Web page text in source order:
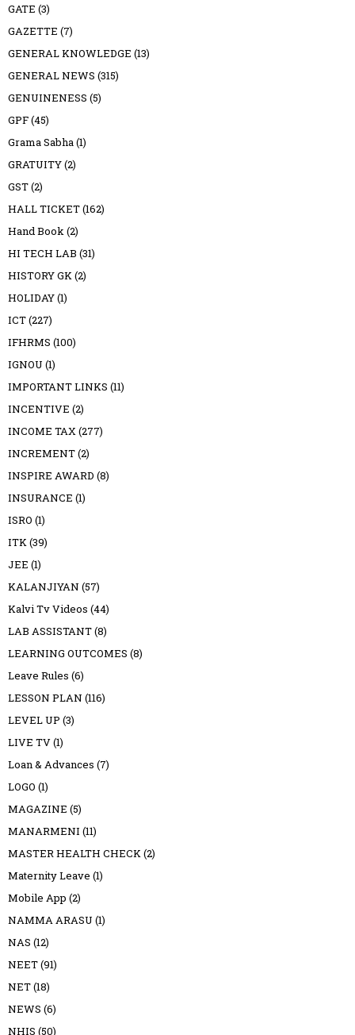
GATE (3)
GAZETTE (7)
GENERAL KNOWLEDGE (13)
GENERAL NEWS (315)
GENUINENESS (5)
GPF(45)
Grama Sabha(1)
GRATUITY(2)
GST(2)
HALL TICKET(162)
Hand Book(2)
HI TECH LAB (31)
HISTORY GK(2)
HOLIDAY(1)
ICT(227)
IFHRMS (100)
IGNOU (1)
IMPORTANT LINKS (11)
INCENTIVE (2)
INCOME TAX(277)
INCREMENT(2)
INSPIRE AWARD (8)
INSURANCE (1)
ISRO (1)
ITK(39)
JEE (1)
KALANJIYAN (57)
Kalvi Tv Videos (44)
LAB ASSISTANT(8)
LEARNING OUTCOMES (8)
Leave Rules (6)
LESSON PLAN (116)
LEVEL UP (3)
LIVE TV(1)
Loan & Advances (7)
LOGO (1)
MAGAZINE (5)
MANARMENI (11)
MASTER HEALTH CHECK(2)
Maternity Leave (1)
Mobile App (2)
NAMMA ARASU (1)
NAS (12)
NEET(91)
NET(18)
NEWS (6)
NHIS (50)